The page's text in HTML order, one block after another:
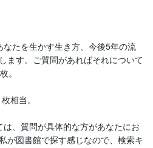
なたを生かす生き方、今後5年の流
ます。ご質問があればそれについて
。
相当。
は、質問が具体的な方があなたにお
が図書館で探す感じなので、検索キ